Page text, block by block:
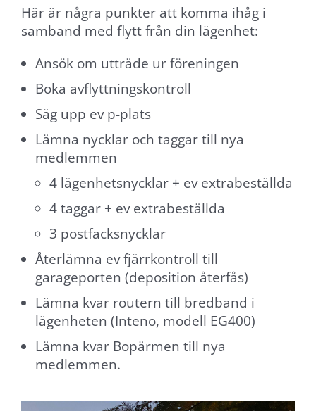
Här är några punkter att komma ihåg i
samband med flytt från din lägenhet:
Ansök om utträde ur föreningen
Boka avflyttningskontroll
Säg upp ev p-plats
Lämna nycklar och taggar till nya
medlemmen
4 lägenhetsnycklar + ev extrabeställda
4 taggar + ev extrabeställda
3 postfacksnycklar
Återlämna ev fjärrkontroll till
garageporten (deposition återfås)
Lämna kvar routern till bredband i
lägenheten (Inteno, modell EG400)
Lämna kvar Bopärmen till nya
medlemmen.
Nödvändiga
Dessa
cookies går
inte att välja
behövs för